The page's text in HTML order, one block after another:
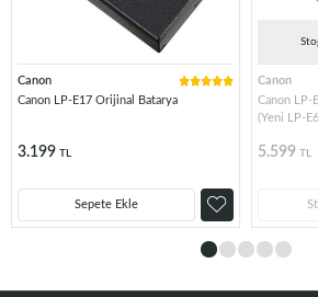
Canon
Canon LP-E17 Orijinal Batarya
3.199 TL
Sepete Ekle
Canon
Canon LP-
(Yeni LP-
5.599 TL